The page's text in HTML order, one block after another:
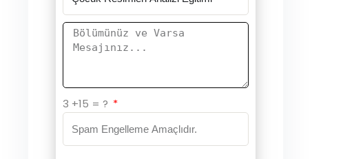
3 +15 = ?